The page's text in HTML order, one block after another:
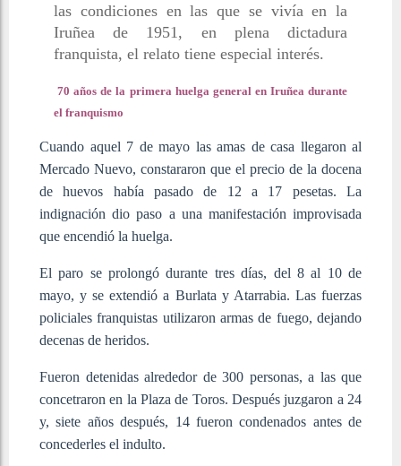
las condiciones en las que se vivía en la
Iruñea de 1951, en plena dictadura
franquista, el relato tiene especial interés.
70 años de la primera huelga general en Iruñea durante
el franquismo
Cuando aquel 7 de mayo las amas de casa llegaron al
Mercado Nuevo, constararon que el precio de la docena
de huevos había pasado de 12 a 17 pesetas. La
indignación dio paso a una manifestación improvisada
que encendió la huelga.
El paro se prolongó durante tres días, del 8 al 10 de
mayo, y se extendió a Burlata y Atarrabia. Las fuerzas
policiales franquistas utilizaron armas de fuego, dejando
decenas de heridos.
Fueron detenidas alrededor de 300 personas, a las que
concetraron en la Plaza de Toros. Después juzgaron a 24
y, siete años después, 14 fueron condenados antes de
concederles el indulto.